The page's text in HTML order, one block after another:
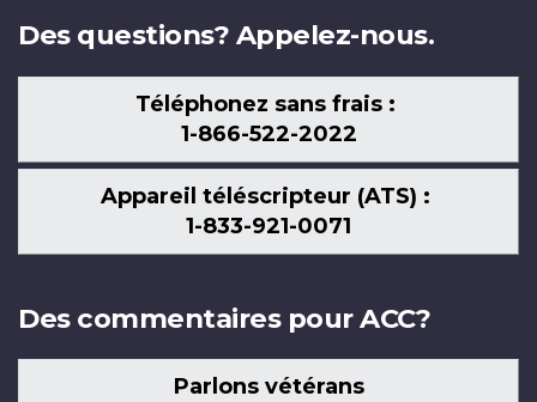
Des questions? Appelez-nous.
Téléphonez sans frais :
1-866-522-2022
Appareil téléscripteur (ATS) :
1-833-921-0071
Des commentaires pour ACC?
Parlons vétérans